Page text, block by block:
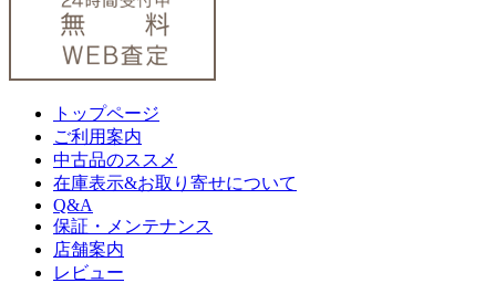
トップページ
ご利用案内
中古品のススメ
在庫表示&お取り寄せについて
Q&A
保証・メンテナンス
店舗案内
レビュー